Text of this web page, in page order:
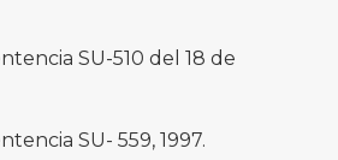
SU-510 del 18 de
SU- 559, 1997.